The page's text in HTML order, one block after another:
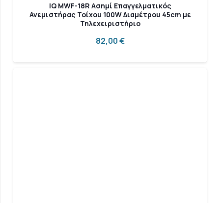
IQ MWF-18R Ασημί Επαγγελματικός
Ανεμιστήρας Τοίχου 100W Διαμέτρου 45cm με
Τηλεχειριστήριο
82,00€